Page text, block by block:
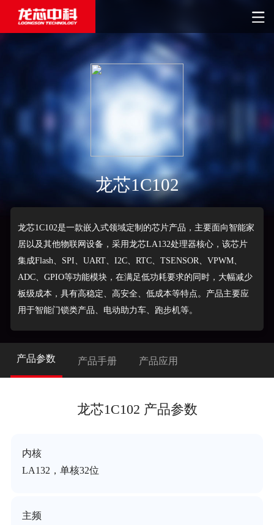
龙芯1C102
龙芯1C102是一款嵌入式领域定制的芯片产品，主要面向智能家
居以及其他物联网设备，采用龙芯LA132处理器核心，该芯片
集成Flash、SPI、UART、I2C、RTC、TSENSOR、VPWM、
ADC、GPIO等功能模块，在满足低功耗要求的同时，大幅减少
板级成本，具有高稳定、高安全、低成本等特点。产品主要应
用于智能门锁类产品、电动助力车、跑步机等。
产品参数 产品手册 产品应用
龙芯1C102 产品参数
内核
LA132，单核32位
主频